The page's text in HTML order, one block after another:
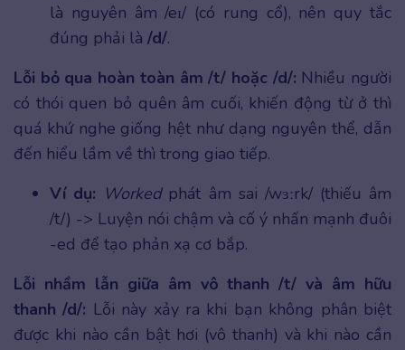
là nguyên âm /eɪ/ (có rung cổ), nên quy tắc
đúng phải là /d/.
Lỗi bỏ qua hoàn toàn âm /t/ hoặc /d/: Nhiều người
có thói quen bỏ quên âm cuối, khiến động từ ở thì
quá khứ nghe giống hệt như dạng nguyên thể, dẫn
đến hiểu lầm về thì trong giao tiếp.
Ví dụ: Workedphát âm sai /wɜːrk/ (thiếu âm
/t/) -> Luyện nói chậm và cố ý nhấn mạnh đuôi
-ed để tạo phản xạ cơ bắp.
Lỗi nhầm lẫn giữa âm vô thanh /t/ và âm hữu
thanh /d/: Lỗi này xảy ra khi bạn không phân biệt
được khi nào cần bật hơi (vô thanh) và khi nào cần